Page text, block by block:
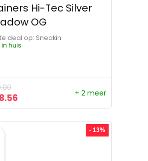
Hi-Tec Silver
OG
deal op:
Sneakin
in huis
prijs was: €90.00.
Huidige prijs is: €58.56.
+ 2 meer
- 13%